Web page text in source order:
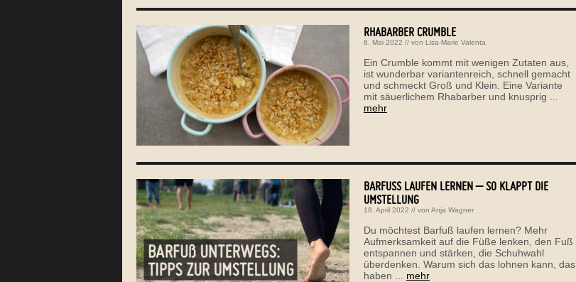
RHABARBER CRUMBLE
6. Mai 2022 // von Lisa-Marie Valenta
Ein Crumble kommt mit wenigen Zutaten aus,
ist wunderbar variantenreich, schnell gemacht
und schmeckt Groß und Klein. Eine Variante
mit säuerlichem Rhabarber und knusprig ...
mehr
BARFUSS LAUFEN LERNEN – SO KLAPPT DIE U
MSTELLUNG
18. April 2022 // von Anja Wagner
Du möchtest Barfuß laufen lernen? Mehr
Aufmerksamkeit auf die Füße lenken, den Fuß
entspannen und stärken, die Schuhwahl
überdenken. Warum sich das lohnen kann, das
haben ... mehr